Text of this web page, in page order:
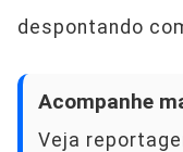
despontando
Acompanhe
Veja